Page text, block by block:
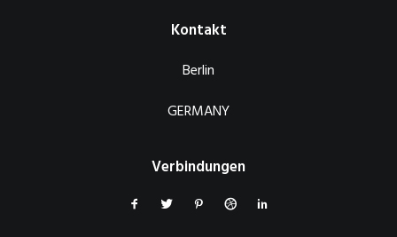
Kontakt
Berlin
GERMANY
Verbindungen